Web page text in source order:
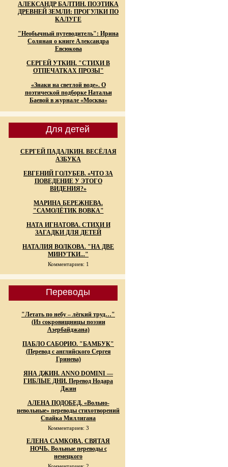
АЛЕКСАНДР БАЛТИН. ПОЭТИКА
ДРЕВНЕЙ ЗЕМЛИ: ПРОГУЛКИ ПО
КАЛУГЕ
"Необычный путеводитель": Ирина
Соляная о книге Александра
Евсюкова
СЕРГЕЙ УТКИН. "СТИХИ В
ОТПЕЧАТКАХ ПРОЗЫ"
«Знаки на светлой воде». О
поэтической подборке Натальи
Баевой в журнале «Москва»
Для детей
СЕРГЕЙ ПАДАЛКИН. ВЕСЁЛАЯ
АЗБУКА
ЕВГЕНИЙ ГОЛУБЕВ. «ЧТО ЗА
ПОВЕДЕНИЕ У ЭТОГО
ВИДЕНИЯ?»
МАРИНА БЕРЕЖНЕВА.
"САМОЛЁТИК ВОВКА"
НАТА ИГНАТОВА. СТИХИ И
ЗАГАДКИ ДЛЯ ДЕТЕЙ
НАТАЛИЯ ВОЛКОВА. "НА ДВЕ
МИНУТКИ..."
Комментариев: 1
Переводы
"Летать по небу – лёгкий труд…"
(Из сокровищницы поэзии
Азербайджана)
ПАБЛО САБОРИО. "БАМБУК"
(Перевод с английского Сергея
Гринева)
ЯНА ДЖИН. ANNO DOMINI —
ГИБЛЫЕ ДНИ. Перевод Нодара
Джин
АЛЕНА ПОДОБЕД. «Вольно-
невольные» переводы стихотворений
Спайка Миллигана
Комментариев: 3
ЕЛЕНА САМКОВА. СВЯТАЯ
НОЧЬ. Вольные переводы с
немецкого